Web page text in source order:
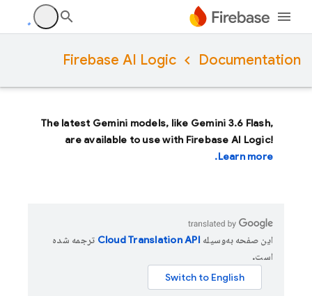
Documentation
Firebase AI Logic
The latest Gemini models, like Gemini 3.6 Flash,
are available to use with Firebase AI Logic!
Learn more.
این صفحه به‌وسیله
ترجمه شده
است.